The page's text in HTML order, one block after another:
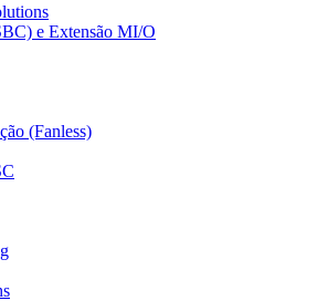
e Extensão MI/O
(Fanless)